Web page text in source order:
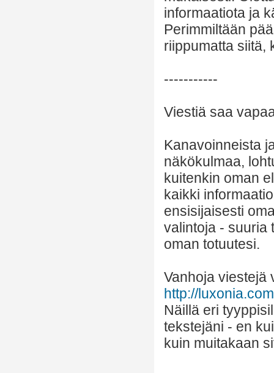
informaatiota ja
Perimmiltään
riippumatta siitä,
-----------
Viestiä saa
Kanavoinneista
näkökulmaa,
kuitenkin oman
kaikki
ensisijaisesti
valintoja - suuria
oman totuutesi.
Vanhoja viestejä
http://
Näillä eri
tekstejäni - en
kuin muitakaan